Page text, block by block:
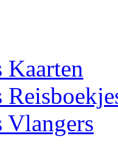
Kaarten
Vlangers